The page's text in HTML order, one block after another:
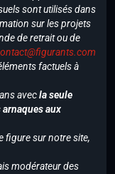
sont utilisés dans
sur les projets
de retrait ou de
factuels à
avecla seule
aux
figure sur notre site,
modérateur des